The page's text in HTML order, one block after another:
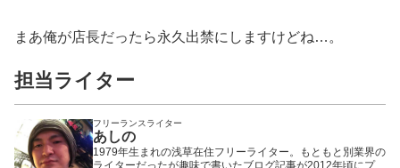
まあ俺が店長だったら永久出禁にしますけどね…。
担当ライター
フリーランスライター
あしの
1979年生まれの浅草在住フリーライター。もともと別業界の